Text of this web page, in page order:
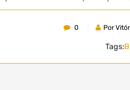
0 Por
Tags: